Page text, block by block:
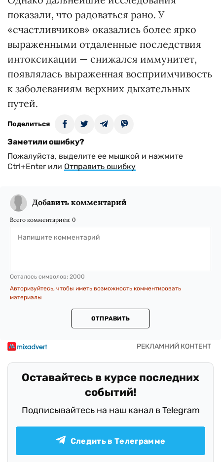
показали, что радоваться рано. У
«счастливчиков» оказались более ярко
выраженными отдаленные последствия
интоксикации — снижался иммунитет,
появлялась выраженная восприимчивость
к заболеваниям верхних дыхательных
путей.
Поделиться
Заметили ошибку?
Пожалуйста, выделите ее мышкой и нажмите
Ctrl+Enter или Отправить ошибку
Добавить комментарий
Всего комментариев: 0
Осталось символов: 2000
Авторизуйтесь, чтобы иметь возможность комментировать
материалы
ОТПРАВИТЬ
Оставайтесь в курсе последних
событий!
Подписывайтесь на наш канал в Telegram
Следить в Телеграмме